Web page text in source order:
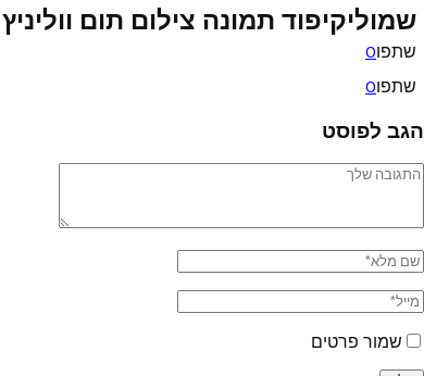
שמוליקיפוד תמונה צילום תום ווליניץ
שתפו0
שתפו0
הגב לפוסט
שמור פרטים